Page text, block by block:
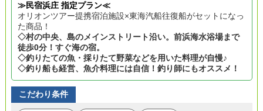
≫民宿浜庄 指定プラン≪
オリオンツアー提携宿泊施設×東海汽船往復船がセットになっ
た商品！
◇村の中央、島のメインストリート沿い。前浜海水浴場まで
徒歩0分！すぐ海の宿。
◇釣りたての魚・採りたて野菜などを用いた料理が自慢♪
◇釣り船も経営、魚介料理には自信！釣り師にもオススメ！
こだわり条件